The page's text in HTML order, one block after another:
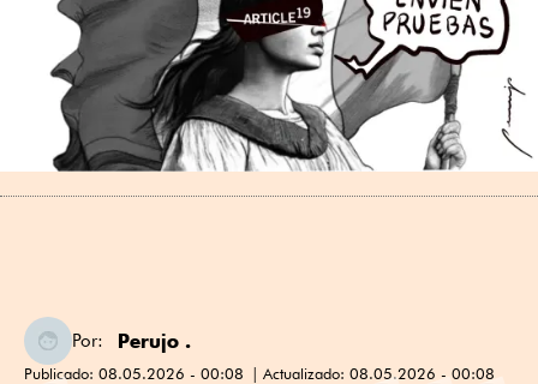
Por: Perujo .
Publicado: 08.05.2026 - 00:08 Actualizado: 08.05.2026 - 00:08